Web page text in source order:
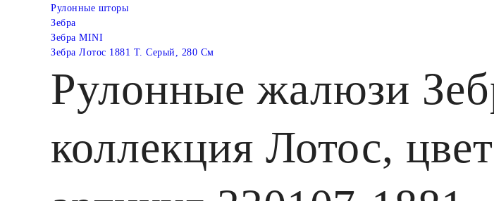
Рулонные шторы
Зебра
Зебра MINI
Зебра Лотос 1881 Т. Серый, 280 См
Рулонные жалюзи
коллекция Лотос,